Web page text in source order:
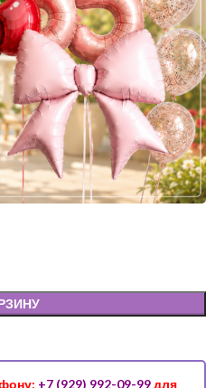
+7 (929) 992-09-99для